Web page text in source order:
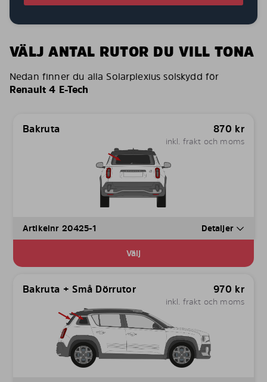
VÄLJ ANTAL RUTOR DU VILL TONA
Nedan finner du alla Solarplexius solskydd för
Renault 4 E-Tech
Bakruta 870 kr
inkl. frakt och moms
Artikelnr 20425-1 Detaljer
Välj
Bakruta + Små Dörrutor 970 kr
inkl. frakt och moms